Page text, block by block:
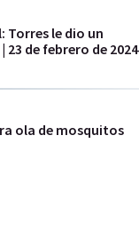
Torres le dio un
de febrero de 2024
ola de mosquitos